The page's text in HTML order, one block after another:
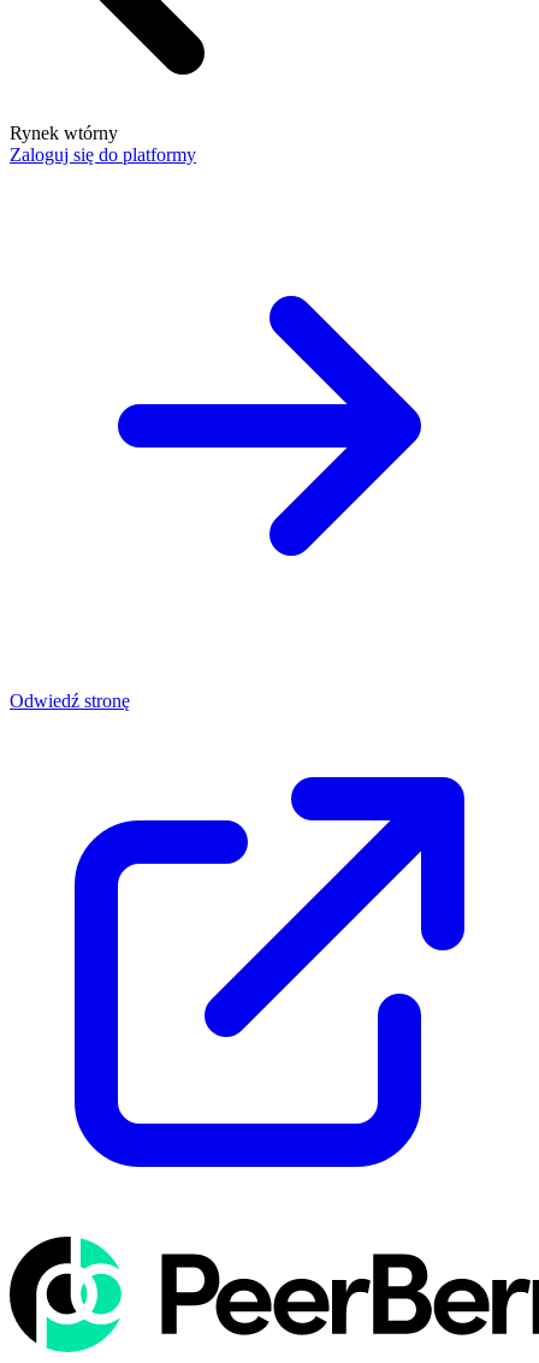
Rynek wtórny
Zaloguj się do platformy
Odwiedź stronę